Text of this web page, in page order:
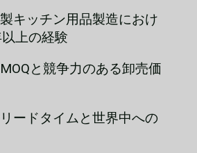
キッチン用品製造におけ
上の経験
と競争力のある卸売価
ードタイムと世界中への